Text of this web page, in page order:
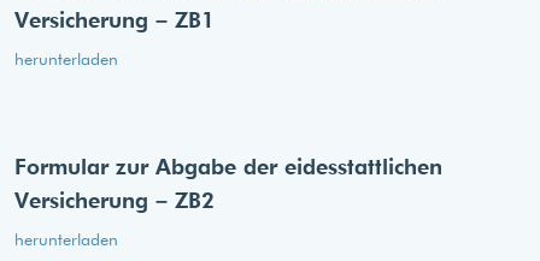
Versicherung – ZB1
herunterladen
Formular zur Abgabe der eides­stattlichen
Versicherung – ZB2
herunterladen